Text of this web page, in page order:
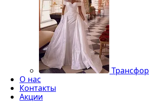
О нас
Контакты
Акции